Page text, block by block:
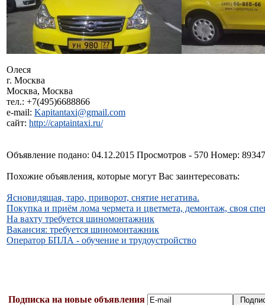
Олеся
г. Москва
Москва, Москва
тел.: +7(495)6688866
e-mail: Kapitantaxi@gmail.com
сайт: http://captaintaxi.ru/
Объявление подано: 04.12.2015 Просмотров - 570 Номер:
Похожие объявления, которые могут Вас заинтересовать:
Ясновидящая, таро, приворот, снятие негатива.
Покупка и приём лома чермета и цветмета, демонтаж, своя
На вахту требуется шиномонтажник
Вакансия: требуется шиномонтажник
Оператор БПЛА - обучение и трудоустройство
Подписка на новые объявления